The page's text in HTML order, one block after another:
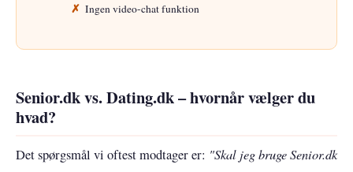
Ingen video-chat funktion
Senior.dk vs. Dating.dk – hvornår vælger du
hvad?
Det spørgsmål vi oftest modtager er: "Skal jeg bruge Senior.dk